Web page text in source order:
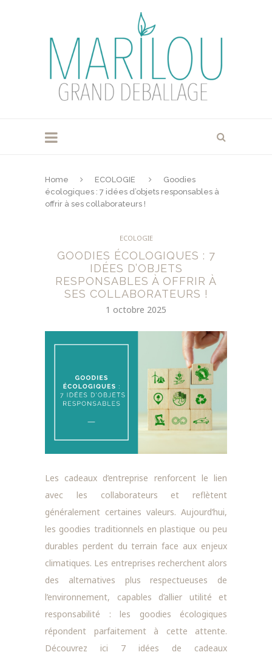
Home ECOLOGIE
Goodies
écologiques : 7 idées d’objets responsables à
offrir à ses collaborateurs !
ECOLOGIE
GOODIES ÉCOLOGIQUES : 7
IDÉES D’OBJETS
RESPONSABLES À OFFRIR À
SES COLLABORATEURS !
1 octobre 2025
Les cadeaux d’entreprise renforcent le lien
avec les collaborateurs et reflètent
généralement certaines valeurs. Aujourd’hui,
les goodies traditionnels en plastique ou peu
durables perdent du terrain face aux enjeux
climatiques. Les entreprises recherchent alors
des alternatives plus respectueuses de
l’environnement, capables d’allier utilité et
responsabilité : les goodies écologiques
répondent parfaitement à cette attente.
Découvrez ici 7 idées de cadeaux